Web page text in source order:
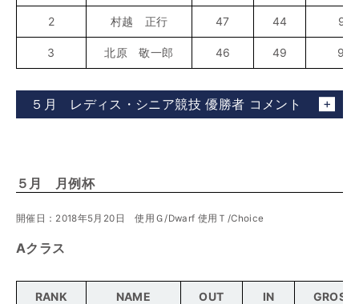
2 村越 正行 47 44 91
3 北原 敬一郎 46 49 95
５月 レディス・シニア競技 優勝者 コメント
５月 月例杯
開催日：2018年5月20日 使用Ｇ/Dwarf 使用Ｔ/Choice
Aクラス
RANK NAME OUT IN GROSS